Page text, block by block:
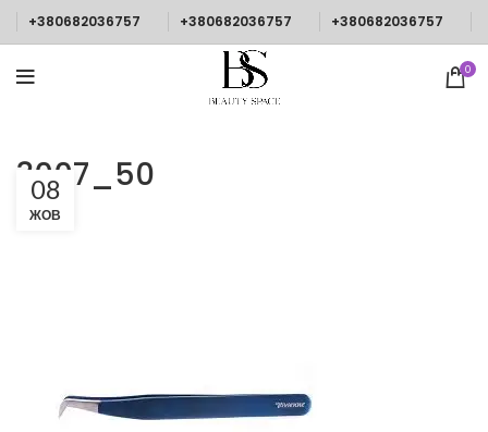
+380682036757 +380682036757 +380682036757
0
3007_50
08
ЖОВ